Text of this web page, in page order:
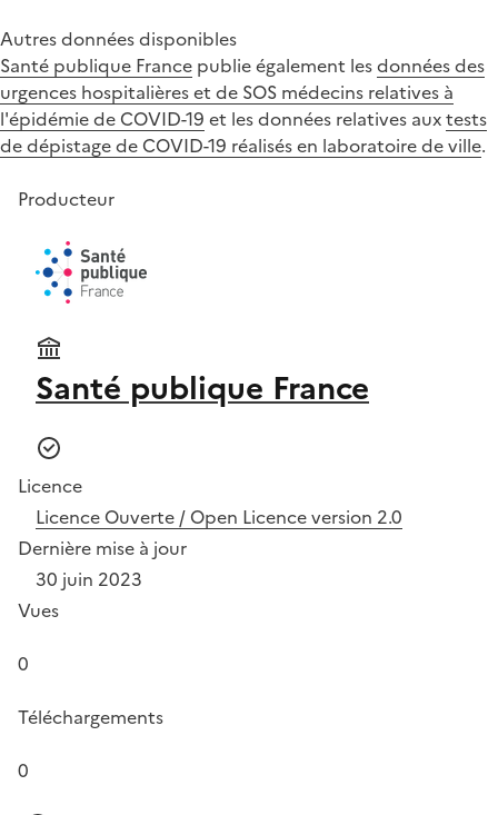
Autres données disponibles
Santé publique France publie également lesdonnées des
urgences hospitalières et de SOS médecins relatives à
l'épidémie de COVID-19 et les données relatives auxtests
de dépistage de COVID-19 réalisés en laboratoire de ville.
Producteur
Santé publique France
Licence
Licence Ouverte / Open Licence version 2.0
Dernière mise à jour
30 juin 2023
Vues
0
Téléchargements
0